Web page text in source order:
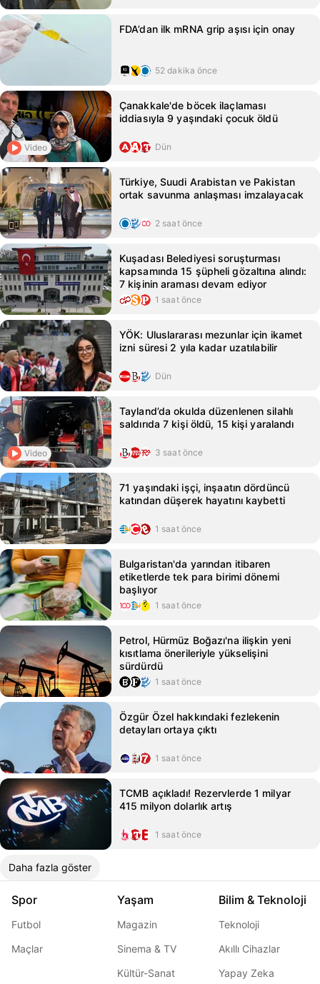
FDA’dan ilk mRNA grip aşısı için onay
52 dakika önce
Video
Çanakkale'de böcek ilaçlaması
iddiasıyla 9 yaşındaki çocuk öldü
Dün
Türkiye, Suudi Arabistan ve Pakistan
ortak savunma anlaşması imzalayacak
2 saat önce
Kuşadası Belediyesi soruşturması
kapsamında 15 şüpheli gözaltına alındı:
7 kişinin araması devam ediyor
1 saat önce
YÖK: Uluslararası mezunlar için ikamet
izni süresi 2 yıla kadar uzatılabilir
Dün
Video
Tayland’da okulda düzenlenen silahlı
saldırıda 7 kişi öldü, 15 kişi yaralandı
3 saat önce
71 yaşındaki işçi, inşaatın dördüncü
katından düşerek hayatını kaybetti
1 saat önce
Bulgaristan'da yarından itibaren
etiketlerde tek para birimi dönemi
başlıyor
1 saat önce
Petrol, Hürmüz Boğazı'na ilişkin yeni
kısıtlama önerileriyle yükselişini
sürdürdü
1 saat önce
Özgür Özel hakkındaki fezlekenin
detayları ortaya çıktı
1 saat önce
TCMB açıkladı! Rezervlerde 1 milyar
415 milyon dolarlık artış
1 saat önce
Daha fazla göster
Spor
Futbol
Maçlar
Yaşam
Magazin
Sinema & TV
Kültür-Sanat
Bilim & Teknoloji
Teknoloji
Akıllı Cihazlar
Yapay Zeka